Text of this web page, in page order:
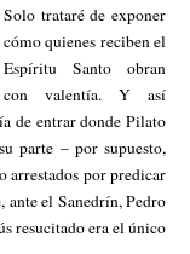
Solo trataré de exponer
cómo quienes reciben el
Espíritu Santo obran
con valentía. Y así
de entrar donde Pilato
parte – por supuesto,
arrestados por predicar
el Sanedrín, Pedro
resucitado era el único